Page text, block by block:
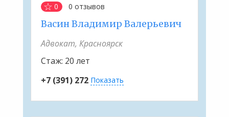
0 0 отзывов
Васин Владимир Валерьевич
Адвокат, Красноярск
Стаж: 20 лет
+7 (391) 272 Показать